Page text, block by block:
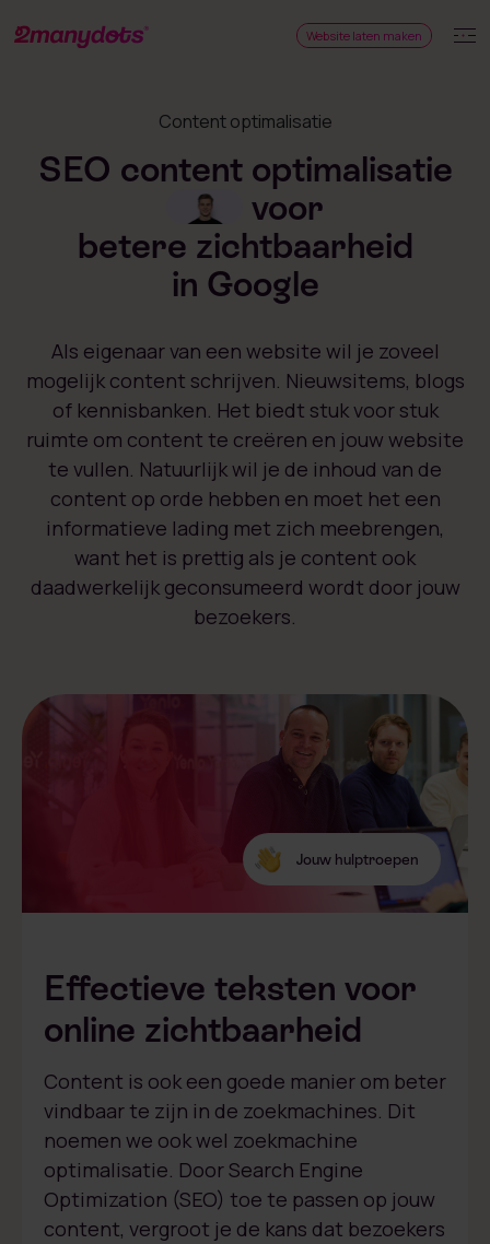
Website laten maken
Content optimalisatie
SEO content optimalisatie
voor
betere zichtbaarheid
in Google
Als eigenaar van een website wil je zoveel
mogelijk content schrijven. Nieuwsitems, blogs
of kennisbanken. Het biedt stuk voor stuk
ruimte om content te creëren en jouw website
te vullen. Natuurlijk wil je de inhoud van de
content op orde hebben en moet het een
informatieve lading met zich meebrengen,
want het is prettig als je content ook
daadwerkelijk geconsumeerd wordt door jouw
bezoekers.
Jouw hulptroepen
Effectieve teksten voor
online zichtbaarheid
Content is ook een goede manier om beter
vindbaar te zijn in de zoekmachines. Dit
noemen we ook wel zoekmachine
optimalisatie. Door Search Engine
Optimization (SEO) toe te passen op jouw
content, vergroot je de kans dat bezoekers